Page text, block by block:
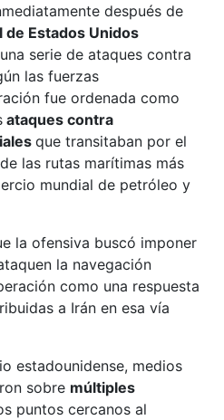
después de
de Estados Unidos
serie de ataques contra
las fuerzas
fue ordenada como
ataques contra
que transitaban por el
las rutas marítimas más
mundial de petróleo y
la ofensiva buscó imponer
la navegación
como una respuesta
a Irán en esa vía
estadounidense, medios
sobre múltiples
puntos cercanos al